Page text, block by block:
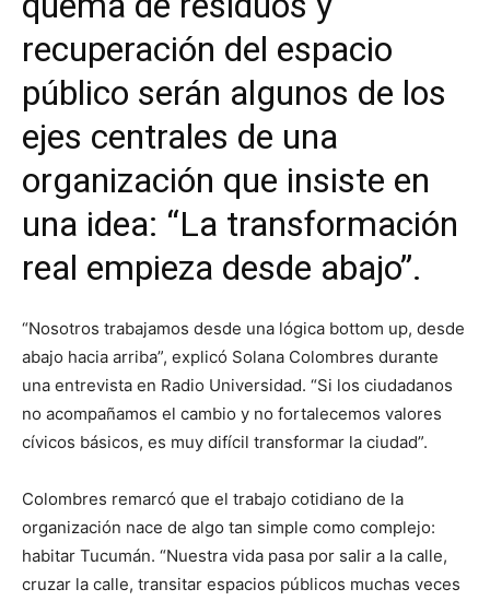
recuperación del espacio
público serán algunos de los
ejes centrales de una
organización que insiste en
una idea: “La transformación
real empieza desde abajo”.
“Nosotros trabajamos desde una lógica bottom up, desde
abajo hacia arriba”, explicó Solana Colombres durante
una entrevista en Radio Universidad. “Si los ciudadanos
no acompañamos el cambio y no fortalecemos valores
cívicos básicos, es muy difícil transformar la ciudad”.
Colombres remarcó que el trabajo cotidiano de la
organización nace de algo tan simple como complejo:
habitar Tucumán. “Nuestra vida pasa por salir a la calle,
cruzar la calle, transitar espacios públicos muchas veces